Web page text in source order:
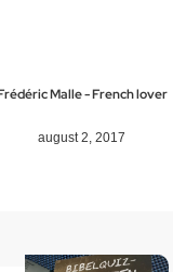
Malle - French lover
august 2, 2017